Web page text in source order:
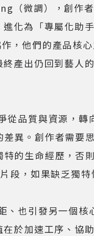
微調），創作
進化為「專屬化
，他們的產品
產出仍回到藝人
質與資源，轉
異。創作者需要
的生命經歷，否
，如果缺乏獨特
引發另一個核
於加速工序、協